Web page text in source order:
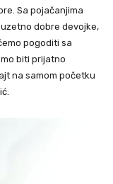
Sa pojačanjima
dobre devojke,
pogoditi sa
biti prijatno
na samom početku